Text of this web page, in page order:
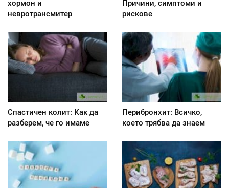
хормон и
невротрансмитер
Причини, симптоми и
рискове
Спастичен колит: Как да
разберем, че го имаме
Перибронхит: Всичко,
което трябва да знаем